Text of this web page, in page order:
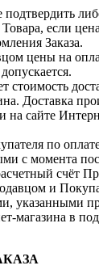
если
Заказа.
цены на
стоимость
Доставка
на сайте
по
с момента
счёт
и
указанными
магазина в